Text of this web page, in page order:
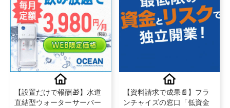
【設置だけで報酬🎁】水道
直結型ウォーターサーバー
【資料請求で成果📄】フラ
ンチャイズの窓口「低資金